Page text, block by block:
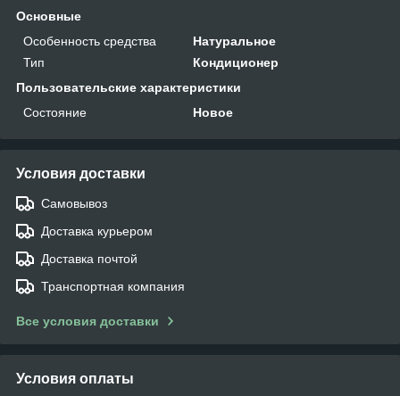
Основные
Особенность средства
Натуральное
Тип
Кондиционер
Пользовательские характеристики
Состояние
Новое
Условия доставки
Самовывоз
Доставка курьером
Доставка почтой
Транспортная компания
Все условия доставки
Условия оплаты